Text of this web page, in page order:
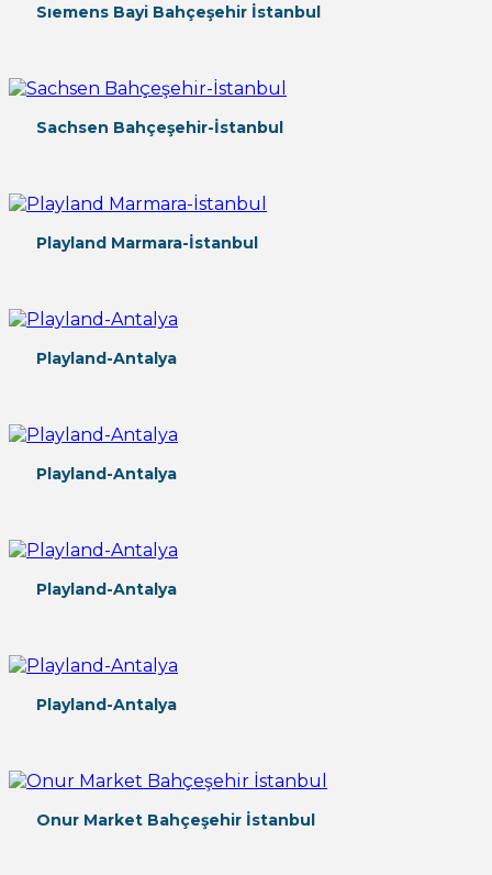
Sıemens Bayi Bahçeşehir İstanbul
Sachsen Bahçeşehir-İstanbul
Playland Marmara-İstanbul
Playland-Antalya
Playland-Antalya
Playland-Antalya
Playland-Antalya
Onur Market Bahçeşehir İstanbul